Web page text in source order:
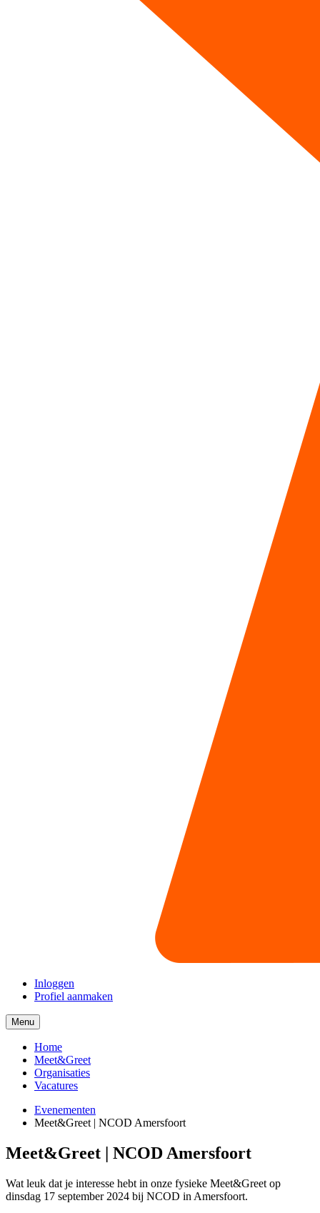
Inloggen
Profiel aanmaken
MenuMenu
collapsed
Home
Meet&Greet
Organisaties
Vacatures
Evenementen
Meet&Greet | NCOD Amersfoort
Meet&Greet | NCOD Amersfoort
Wat leuk dat je interesse hebt in onze fysieke Meet&Greet op
dinsdag 17 september 2024 bij NCOD in Amersfoort.